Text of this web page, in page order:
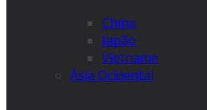
China
Japão
Vietname
Ásia Ocidental